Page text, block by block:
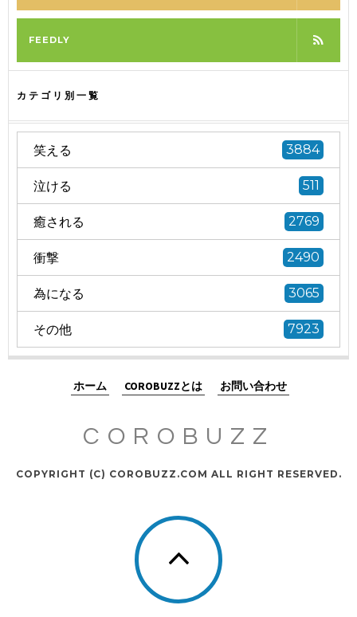
FEEDLY
カテゴリ別一覧
笑える 3884
泣ける 511
癒される 2769
衝撃 2490
為になる 3065
その他 7923
ホーム COROBUZZとは お問い合わせ
COROBUZZ
COPYRIGHT (C) COROBUZZ.COM ALL RIGHT RESERVED.